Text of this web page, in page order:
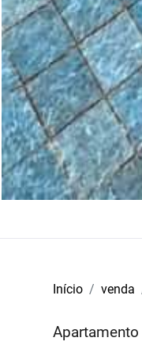
Início venda
Apartamento